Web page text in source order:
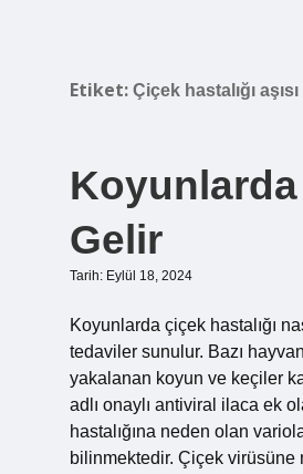
Etiket: Çiçek hastalığı aşısı
Koyunlarda
Gelir
Tarih: Eylül 18, 2024
Koyunlarda çiçek hastalığı
tedaviler sunulur. Bazı
yakalanan koyun ve keçiler
adlı onaylı antiviral ilaca ek
hastalığına neden olan
bilinmektedir. Çiçek